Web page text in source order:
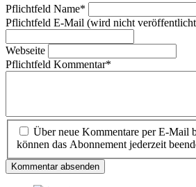
Pflichtfeld Name*
Pflichtfeld E-Mail (wird nicht
Webseite
Pflichtfeld Kommentar*
Über neue Kommentare per E-Mail
können das Abonnement jederzeit
Kommentar absenden